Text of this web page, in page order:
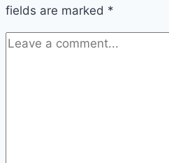
fields are marked *